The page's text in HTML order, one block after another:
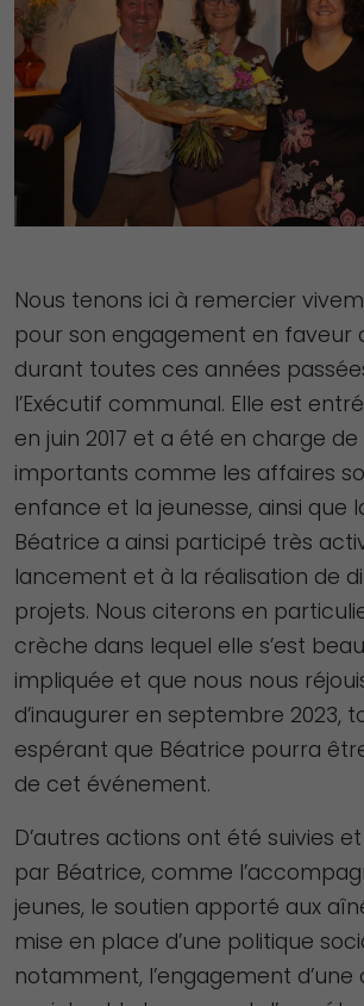
Nous tenons ici à remercier
pour son engagement en faveur
durant toutes ces années
l’Exécutif communal. Elle est
en juin 2017 et a été en charge
importants comme les affaires
enfance et la jeunesse, ainsi que
Béatrice a ainsi participé très
lancement et à la réalisation de
projets. Nous citerons en
crèche dans lequel elle s’est
impliquée et que nous nous
d’inaugurer en septembre 2023,
espérant que Béatrice pourra
de cet événement.
D’autres actions ont été suivies
par Béatrice, comme
jeunes, le soutien apporté aux
mise en place d’une politique
notamment, l’engagement